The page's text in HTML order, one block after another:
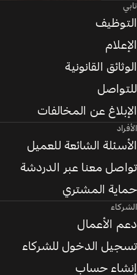
تابي
التوظيف
الإعلام
الوثائق القانونية
للتواصل
الإبلاغ عن المخالفات
الأفراد
الأسئلة الشائعة للعميل
تواصل معنا عبر الدردشة
حماية المشتري
الشركاء
دعم الأعمال
تسجيل الدخول للشركاء
إنشاء حساب